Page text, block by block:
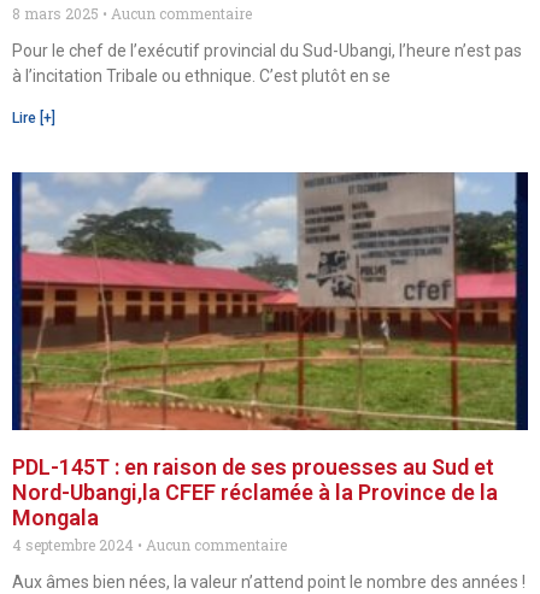
8 mars 2025
Aucun commentaire
Pour le chef de l’exécutif provincial du Sud-Ubangi, l’heure n’est pas
à l’incitation Tribale ou ethnique. C’est plutôt en se
Lire [+]
PDL-145T : en raison de ses prouesses au Sud et
Nord-Ubangi,la CFEF réclamée à la Province de la
Mongala
4 septembre 2024
Aucun commentaire
Aux âmes bien nées, la valeur n’attend point le nombre des années !